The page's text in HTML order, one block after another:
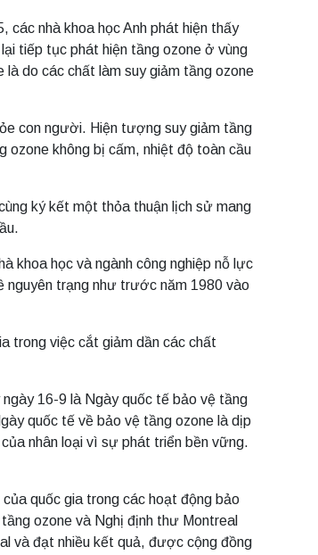
các nhà khoa học Anh phát hiện thấy
tiếp tục phát hiện tầng ozone ở vùng
do các chất làm suy giảm tầng ozone
con người. Hiện tượng suy giảm tầng
ozone không bị cấm, nhiệt độ toàn cầu
ký kết một thỏa thuận lịch sử mang
khoa học và ngành công nghiệp nỗ lực
nguyên trạng như trước năm 1980 vào
trong việc cắt giảm dần các chất
16-9 là Ngày quốc tế bảo vệ tầng
quốc tế về bảo vệ tầng ozone là dịp
nhân loại vì sự phát triển bền vững.
quốc gia trong các hoạt động bảo
ozone và Nghị định thư Montreal
và đạt nhiều kết quả, được cộng đồng